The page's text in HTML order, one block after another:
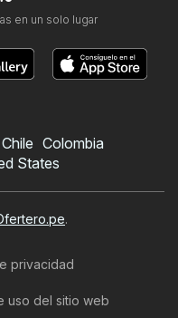
en un solo lugar
Chile Colombia
States
.
privacidad
uso del sitio web